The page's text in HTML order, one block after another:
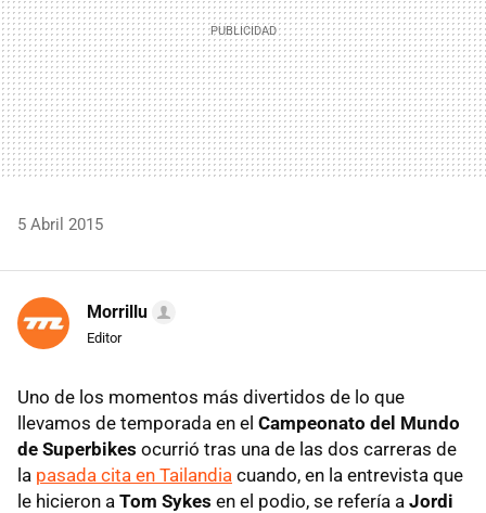
5 Abril 2015
Morrillu
Editor
Uno de los momentos más divertidos de lo que
llevamos de temporada en el Campeonato del Mundo
de Superbikes ocurrió tras una de las dos carreras de
la pasada cita en Tailandia cuando, en la entrevista que
le hicieron a Tom Sykes en el podio, se refería a Jordi